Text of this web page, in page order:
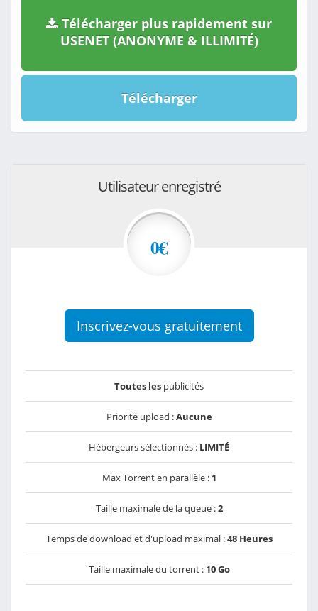
Télécharger plus rapidement sur
USENET (ANONYME & ILLIMITÉ)
Télécharger
Utilisateur enregistré
0€
Inscrivez-vous gratuitement
Toutes les publicités
Priorité upload :Aucune
Hébergeurs sélectionnés : LIMITÉ
Max Torrent en parallèle : 1
Taille maximale de la queue :2
Temps de download et d'upload maximal :48 Heures
Taille maximale du torrent : 10 Go